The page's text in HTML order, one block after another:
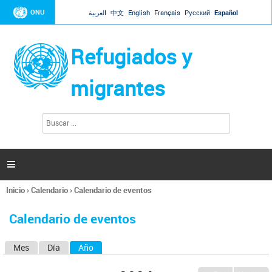
Jump to navigation
ONU العربية 中文 English Français Русский Español
Refugiados y
migrantes
l
s

Se
usted
Inicio›Calendario›Calendario de eventos
Calendario de eventos
Mes Día Año